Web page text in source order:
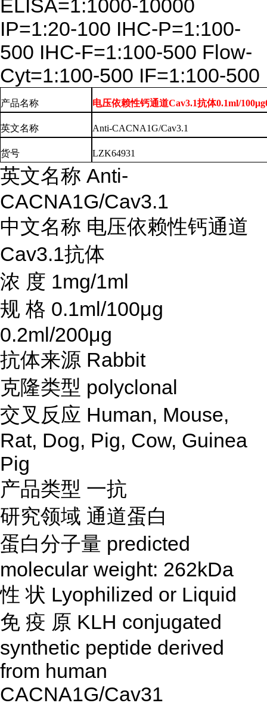
ELISA=1:1000-10000
IP=1:20-100 IHC-P=1:100-
500 IHC-F=1:100-500 Flow-
Cyt=1:100-500 IF=1:100-500
产品名称 电压依赖性钙通道Cav3.1抗体0.1ml/
英文名称 Anti-CACNA1G/Cav3.1
货号 LZK64931
英文名称 Anti-
CACNA1G/Cav3.1
中文名称 电压依赖性钙通道
Cav3.1抗体
浓 度 1mg/1ml
规 格 0.1ml/100μg
0.2ml/200μg
抗体来源 Rabbit
克隆类型 polyclonal
交叉反应 Human, Mouse,
Rat, Dog, Pig, Cow, Guinea
Pig
产品类型 一抗
研究领域 通道蛋白
蛋白分子量 predicted
molecular weight: 262kDa
性 状 Lyophilized or Liquid
免 疫 原 KLH conjugated
synthetic peptide derived
from human
CACNA1G/Cav31